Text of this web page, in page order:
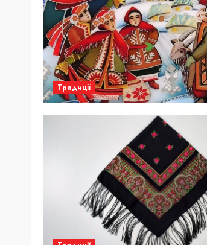
Традиції